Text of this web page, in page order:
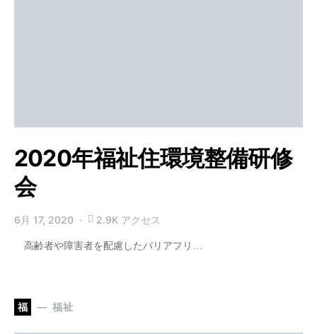
2020年福祉住環境整備研修
会
6月 17, 2020 2.9K アクセス
高齢者や障害者を配慮したバリアフリ…
福 福祉